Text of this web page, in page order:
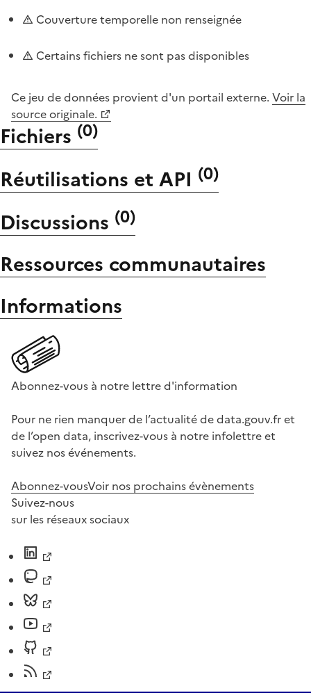
Couverture temporelle non renseignée
Certains fichiers ne sont pas disponibles
Ce jeu de données provient d'un portail externe. Voir la
source originale.
Fichiers (0)
Réutilisations et API (0)
Discussions (0)
Ressources communautaires
Informations
Abonnez-vous à notre lettre d'information
Pour ne rien manquer de l’actualité de data.gouv.fr et
de l’open data, inscrivez-vous à notre infolettre et
suivez nos événements.
Abonnez-vousVoir nos prochains évènements
Suivez-nous
sur les réseaux sociaux